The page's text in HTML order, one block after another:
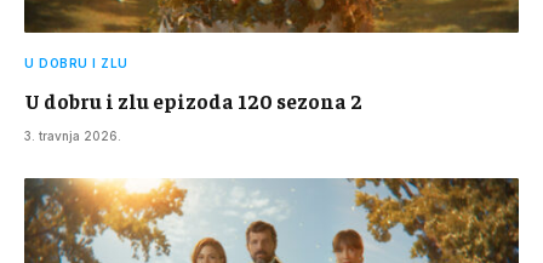
U DOBRU I ZLU
U dobru i zlu epizoda 120 sezona 2
3. travnja 2026.